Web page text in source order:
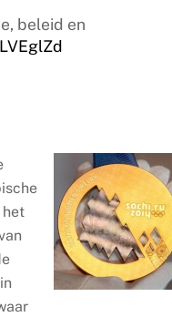
beleid en
het